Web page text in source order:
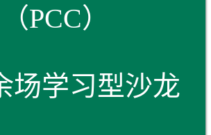
（PCC）
场学习型沙龙